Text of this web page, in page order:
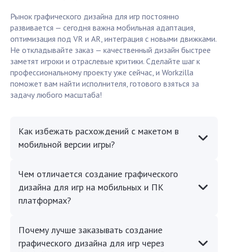
Рынок графического дизайна для игр постоянно
развивается — сегодня важна мобильная адаптация,
оптимизация под VR и AR, интеграция с новыми движками.
Не откладывайте заказ — качественный дизайн быстрее
заметят игроки и отраслевые критики. Сделайте шаг к
профессиональному проекту уже сейчас, и Workzilla
поможет вам найти исполнителя, готового взяться за
задачу любого масштаба!
Как избежать расхождений с макетом в
мобильной версии игры?
Чем отличается создание графического
дизайна для игр на мобильных и ПК
платформах?
Почему лучше заказывать создание
графического дизайна для игр через